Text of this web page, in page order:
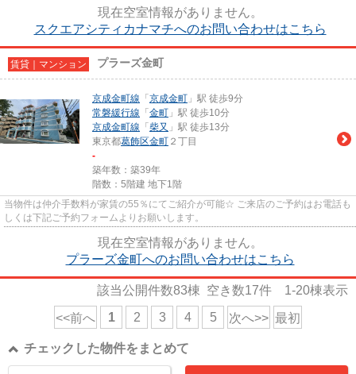
現在空室情報がありません。
スクエアシティカナマチへのお問い合わせはこちら
賃貸｜マンション プラーズ金町
京成金町線 「 京成金町 」駅 徒歩9分
常磐緩行線 「 金町 」駅 徒歩10分
京成金町線 「 柴又 」駅 徒歩13分
東京都葛飾区金町 ２丁目
-
築年数：築39年
階数：5階建 地下1階
当物件は仲介手数料が家賃の55％にてご紹介が可能☆ ご来店のご予約はお電話も
しくは下記ご予約フォームよりお願いします。
現在空室情報がありません。
プラーズ金町へのお問い合わせはこちら
該当公開件数83棟 空き数17件 1-20棟表示
<<前へ 1 2 3 4 5 次へ>> 最初
チェックした物件をまとめて